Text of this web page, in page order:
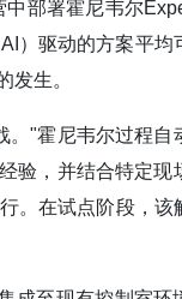
部署霍尼韦尔
）驱动的方案平均
发生。
。"霍尼韦尔过程自
验，并结合特定现
。在试点阶段，该